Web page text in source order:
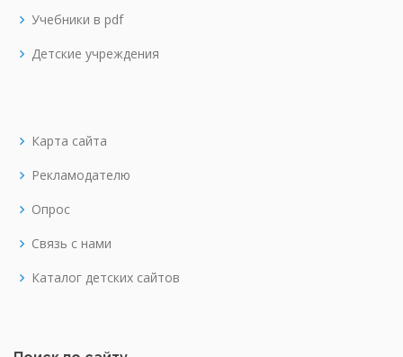
Учебники в pdf
Детские учреждения
Карта сайта
Рекламодателю
Опрос
Связь с нами
Каталог детских сайтов